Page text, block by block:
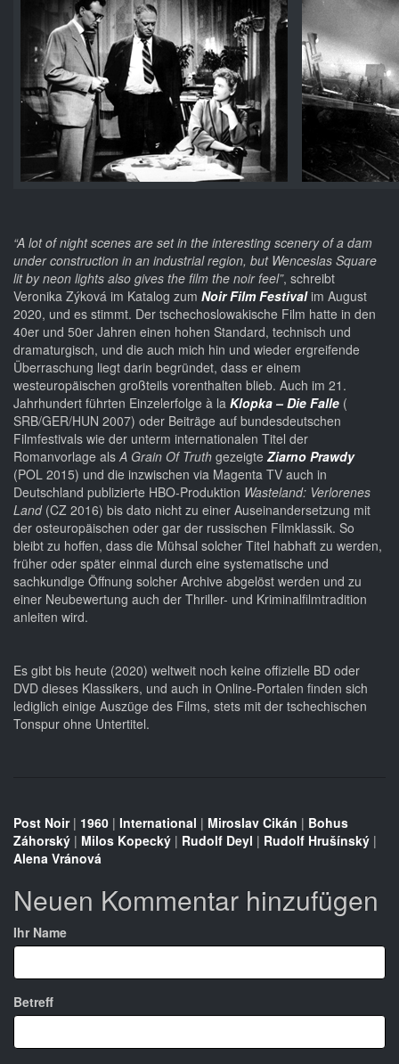
“A lot of night scenes are set in the interesting scenery of a dam
under construction in an industrial region, but Wenceslas Square
lit by neon lights also gives the film the noir feel”, schreibt
Veronika Zýková im Katalog zum Noir Film Festivalim August
2020, und es stimmt. Der tschechoslowakische Film hatte in den
40er und 50er Jahren einen hohen Standard, technisch und
dramaturgisch, und die auch mich hin und wieder ergreifende
Überraschung liegt darin begründet, dass er einem
westeuropäischen großteils vorenthalten blieb. Auch im 21.
Jahrhundert führten Einzelerfolge à la Klopka – Die Falle (
SRB/GER/HUN 2007) oder Beiträge auf bundesdeutschen
Filmfestivals wie der unterm internationalen Titel der
Romanvorlage alsA Grain Of Truth gezeigte Ziarno Prawdy
(POL 2015) und die inzwischen via Magenta TV auch in
Deutschland publizierte HBO-Produktion Wasteland: Verlorenes
Land(CZ 2016) bis dato nicht zu einer Auseinandersetzung mit
der osteuropäischen oder gar der russischen Filmklassik. So
bleibt zu hoffen, dass die Mühsal solcher Titel habhaft zu werden,
früher oder später einmal durch eine systematische und
sachkundige Öffnung solcher Archive abgelöst werden und zu
einer Neubewertung auch der Thriller- und Kriminalfilmtradition
anleiten wird.
Es gibt bis heute (2020) weltweit noch keine offizielle BD oder
DVD dieses Klassikers, und auch in Online-Portalen finden sich
lediglich einige Auszüge des Films, stets mit der tschechischen
Tonspur ohne Untertitel.
Post Noir| 1960 | International | Miroslav Cikán | Bohus
Záhorský | Milos Kopecký | Rudolf Deyl | Rudolf Hrušínský |
Alena Vránová
Neuen Kommentar hinzufügen
Ihr Name
Betreff